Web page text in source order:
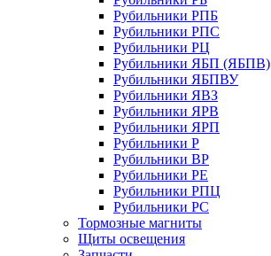
Рубильники РПБ
Рубильники РПС
Рубильники РЦ
Рубильники ЯБП (ЯБПВ)
Рубильники ЯБПВУ
Рубильники ЯВЗ
Рубильники ЯРВ
Рубильники ЯРП
Рубильники Р
Рубильники ВР
Рубильники РЕ
Рубильники РПЦ
Рубильники РС
Тормозные магниты
Щиты освещения